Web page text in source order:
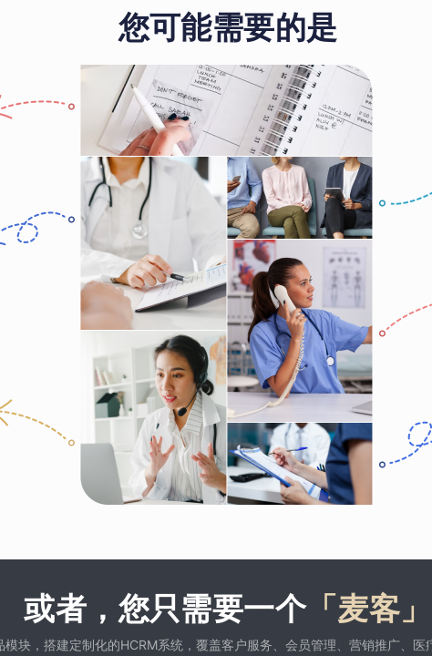
您可能需要的是
或者，您只需要一个「麦客」
块，搭建定制化的HCRM系统，覆盖客户服务、会员管理、营销推广、